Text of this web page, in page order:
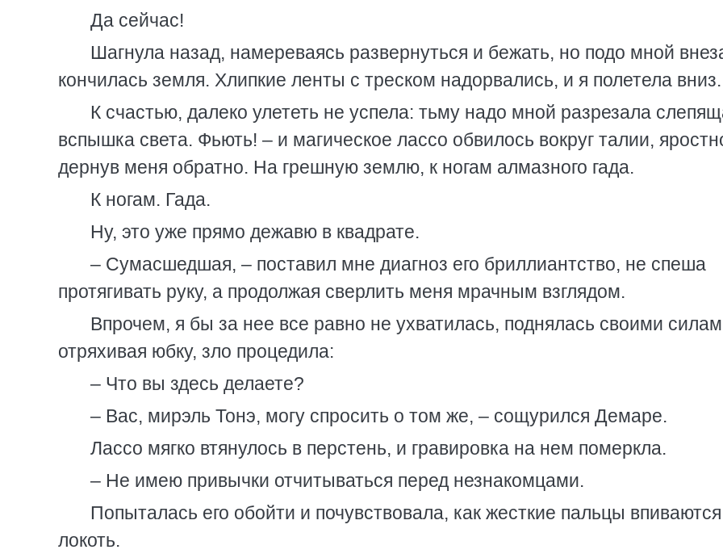
Да сейчас!
Шагнула назад, намереваясь развернуться и бежать, но подо мной
кончилась земля. Хлипкие ленты с треском надорвались, и я полетела вниз.
К счастью, далеко улететь не успела: тьму надо мной разрезала
вспышка света. Фьють! – и магическое лассо обвилось вокруг талии,
дернув меня обратно. На грешную землю, к ногам алмазного гада.
К ногам. Гада.
Ну, это уже прямо дежавю в квадрате.
– Сумасшедшая, – поставил мне диагноз его бриллиантство, не спеша
протягивать руку, а продолжая сверлить меня мрачным взглядом.
Впрочем, я бы за нее все равно не ухватилась, поднялась своими
отряхивая юбку, зло процедила:
– Что вы здесь делаете?
– Вас, мирэль Тонэ, могу спросить о том же, – сощурился Демаре.
Лассо мягко втянулось в перстень, и гравировка на нем померкла.
– Не имею привычки отчитываться перед незнакомцами.
Попыталась его обойти и почувствовала, как жесткие пальцы
локоть.